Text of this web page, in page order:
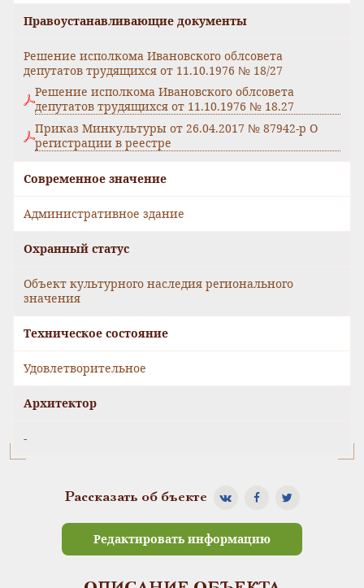
Правоустанавливающие документы
Решение исполкома Ивановского облсовета
депутатов трудящихся от 11.10.1976 № 18/27
Решение исполкома Ивановского облсовета
депутатов трудящихся от 11.10.1976 № 18.27
Приказ Минкультуры от 26.04.2017 № 87942-р О
регистрации в реестре
Современное значение
Административное здание
Охранный статус
Объект культурного наследия регионального
значения
Техническое состояние
Удовлетворительное
Архитектор
-
Рассказать об бъекте
Редактировать информацию